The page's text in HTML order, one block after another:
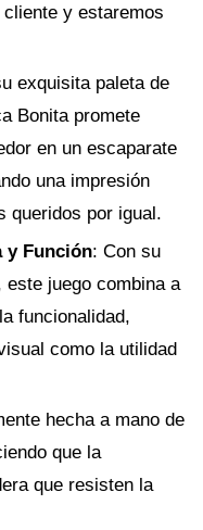
y estaremos
exquisita paleta de
Bonita promete
en un escaparate
una impresión
queridos por igual.
y Función: Con su
juego combina a
funcionalidad,
como la utilidad
hecha a mano de
que la
que resisten la